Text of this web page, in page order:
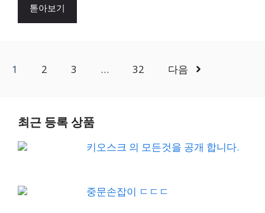
톧아보기
1 2 3 … 32 다음
최근 등록 상품
키오스크 의 모든것을 공개 합니다.
중문손잡이 ㄷㄷㄷ